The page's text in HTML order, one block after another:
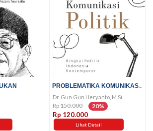
Dr. Gun Gun Heryanto, M.Si
Rp 150.000 20%
Rp 120.000
Lihat Detail